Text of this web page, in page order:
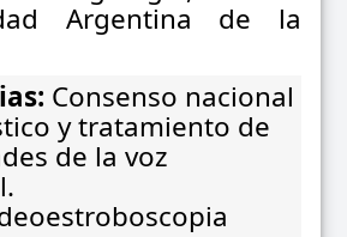
Argentina de la
Consenso nacional
y tratamiento de
de la voz